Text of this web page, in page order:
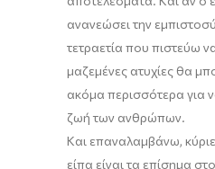
ανανεώσει την
τετραετία που πιστεύω
μαζεμένες ατυχίες θα
ακόμα περισσότερα για
ζωή των ανθρώπων.
Και επαναλαμβάνω,
είπα είναι τα επίσημα